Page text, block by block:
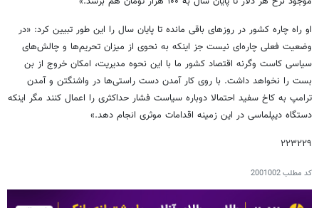
او راه چاره کشور در روزهای باقی مانده تا پایان سال را این طور تبیین کرد: «در
وضعیت فعلی چاره‌ای نیست جز اینکه به نحوی از میزان تحریم‌ها و چالش‌های
سیاسی کاست وگرنه اقتصاد کشور ما با این نحوه مدیریت، امکان خروج از بن
بست را نخواهد داشت. با روی کار آمدن دست راستی‌ها در واشنگتن و آمدن
ترامپ به کاخ سفید احتمالا دوباره سیاست فشار حداکثری را اعمال کنند مگر اینکه
دستگاه دیپلماسی در این زمینه اقدامات موثری انجام دهد.»
۲۲۳۲۲۹
کد مطلب2001002